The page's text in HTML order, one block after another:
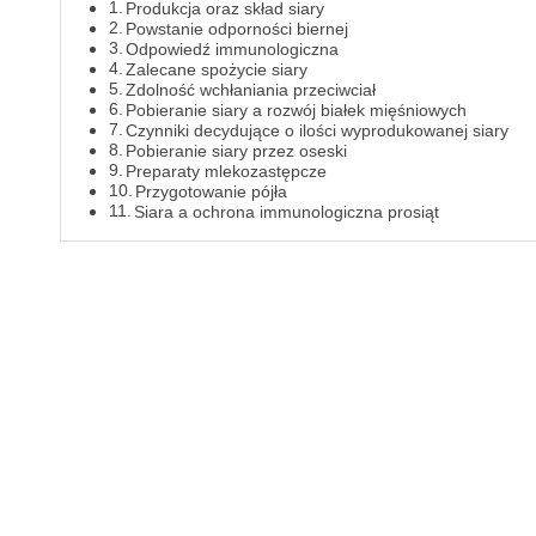
Produkcja oraz skład siary
Powstanie odporności biernej
Odpowiedź immunologiczna
Zalecane spożycie siary
Zdolność wchłaniania przeciwciał
Pobieranie siary a rozwój białek mięśniowych
Czynniki decydujące o ilości wyprodukowanej siary
Pobieranie siary przez oseski
Preparaty mlekozastępcze
Przygotowanie pójła
Siara a ochrona immunologiczna prosiąt